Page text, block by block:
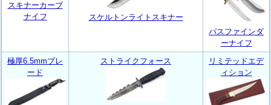
スキナーカーブ
ナイフ
スケルトンライトスキナー
パスファインダ
ーナイフ
極厚6.5mmブレ
ード
ストライクフォース
リミテッドエデ
ィション